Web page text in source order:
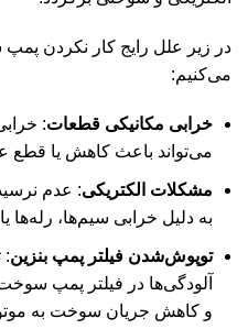
در زیر علل رایج کار نکردن
می‌کنیم:
خرابی مکانیکی قطعات:
می‌تواند باعث کاهش یا قطع
مشکلات الکتریکی: عدم
به دلیل خرابی سیم‌ها، رله‌ها
توپوش‌شدن فیلتر پمپ بنزین:
آلودگی‌ها در فیلتر پمپ
و کاهش جریان سوخت به